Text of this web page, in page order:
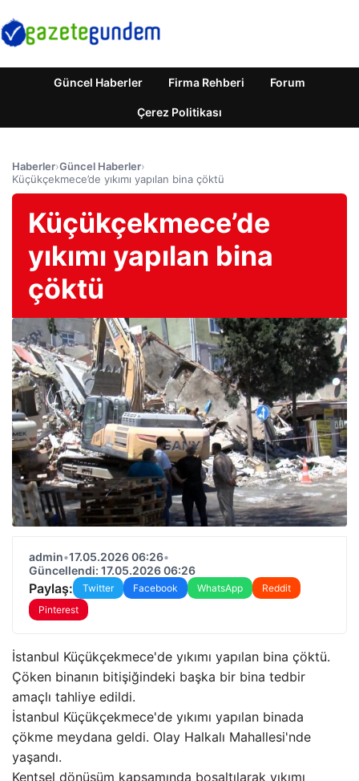
Güncel Haberler Firma Rehberi Forum
Çerez Politikası
Haberler›Güncel Haberler›
Küçükçekmece’de yıkımı yapılan bina çöktü
Küçükçekmece’de
yıkımı yapılan bina
çöktü
admin•17.05.2026 06:26•
Güncellendi: 17.05.2026 06:26
Paylaş: Twitter Facebook WhatsApp
Reddit
Pinterest
İstanbul Küçükçekmece'de yıkımı yapılan bina çöktü.
Çöken binanın bitişiğindeki başka bir bina tedbir
amaçlı tahliye edildi.
İstanbul Küçükçekmece'de yıkımı yapılan binada
çökme meydana geldi. Olay Halkalı Mahallesi'nde
yaşandı.
Kentsel dönüşüm kapsamında boşaltılarak yıkımı